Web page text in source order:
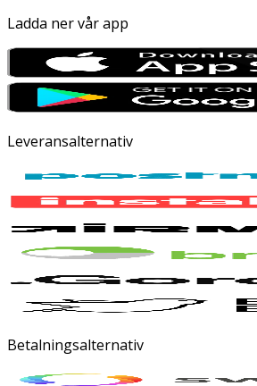
Ladda ner vår app
Leveransalternativ
Betalningsalternativ